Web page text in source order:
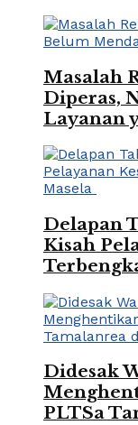
Masalah
Diperas,
Layanan
Delapan
Kisah
Didesak
PLTSa